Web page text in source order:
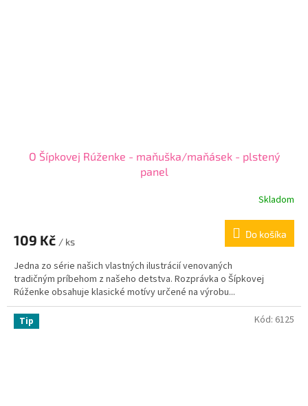
O Šípkovej Rúženke - maňuška/maňásek - plstený
panel
Skladom
109 Kč / ks
Do košíka
Jedna zo série našich vlastných ilustrácií venovaných
tradičným príbehom z našeho detstva. Rozprávka o Šípkovej
Rúženke obsahuje klasické motívy určené na výrobu...
Tip Kód: 6125